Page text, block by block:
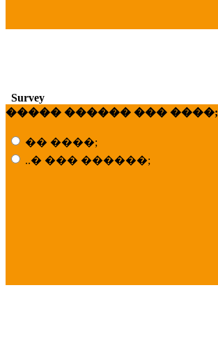
Survey
����� ������ ��� ����;
�� ����;
..� ��� ������;